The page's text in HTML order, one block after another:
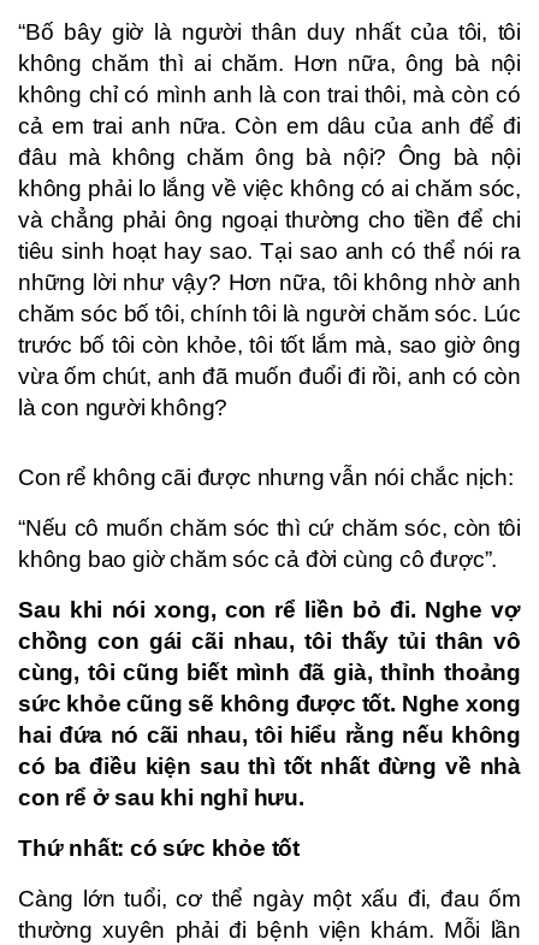
“Bố bây giờ là người thân duy nhất của tôi, tôi
không chăm thì ai chăm. Hơn nữa, ông bà nội
không chỉ có mình anh là con trai thôi, mà còn có
cả em trai anh nữa. Còn em dâu của anh để đi
đâu mà không chăm ông bà nội? Ông bà nội
không phải lo lắng về việc không có ai chăm sóc,
và chẳng phải ông ngoại thường cho tiền để chi
tiêu sinh hoạt hay sao. Tại sao anh có thể nói ra
những lời như vậy? Hơn nữa, tôi không nhờ anh
chăm sóc bố tôi, chính tôi là người chăm sóc. Lúc
trước bố tôi còn khỏe, tôi tốt lắm mà, sao giờ ông
vừa ốm chút, anh đã muốn đuổi đi rồi, anh có còn
là con người không?
Con rể không cãi được nhưng vẫn nói chắc nịch:
“Nếu cô muốn chăm sóc thì cứ chăm sóc, còn tôi
không bao giờ chăm sóc cả đời cùng cô được”.
Sau khi nói xong, con rể liền bỏ đi. Nghe vợ
chồng con gái cãi nhau, tôi thấy tủi thân vô
cùng, tôi cũng biết mình đã già, thỉnh thoảng
sức khỏe cũng sẽ không được tốt. Nghe xong
hai đứa nó cãi nhau, tôi hiểu rằng nếu không
có ba điều kiện sau thì tốt nhất đừng về nhà
con rể ở sau khi nghỉ hưu.
Thứ nhất: có sức khỏe tốt
Càng lớn tuổi, cơ thể ngày một xấu đi, đau ốm
thường xuyên phải đi bệnh viện khám. Mỗi lần